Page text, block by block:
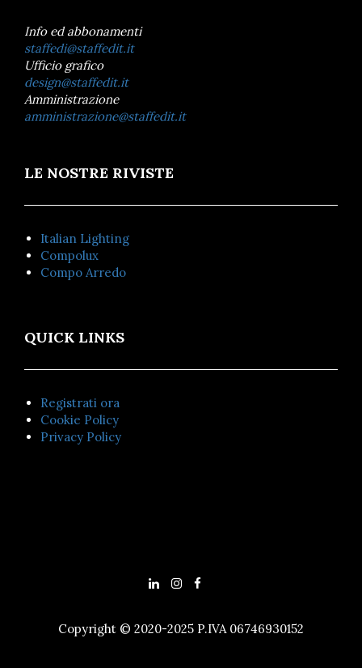
Info ed abbonamenti
staffedi@staffedit.it
Ufficio grafico
design@staffedit.it
Amministrazione
amministrazione@staffedit.it
LE NOSTRE RIVISTE
Italian Lighting
Compolux
Compo Arredo
QUICK LINKS
Registrati ora
Cookie Policy
Privacy Policy
Copyright © 2020-2025 P.IVA 06746930152